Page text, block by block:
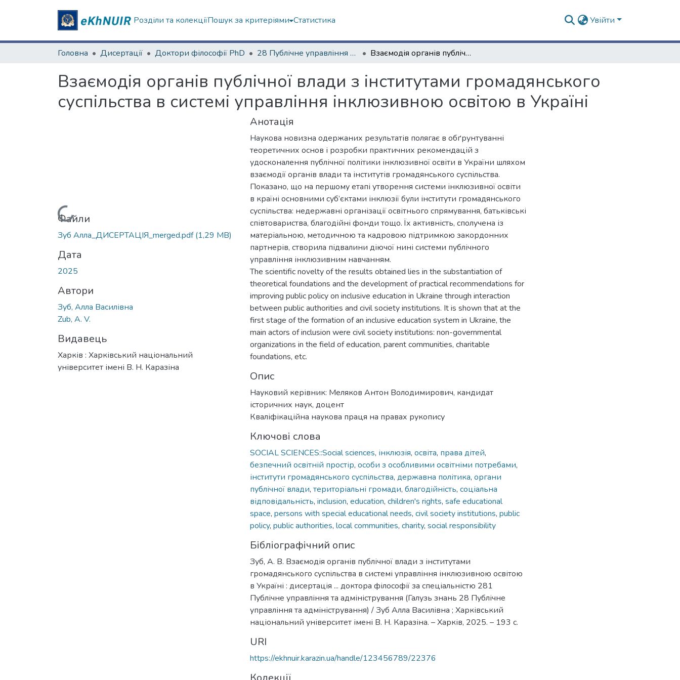
Розділи та колекціїПошук за критеріями Статистика Увійти
Головна Дисертації Доктори філософії PhD 28 Публічне управління та адміністрування Взаємодія органів публічної влади з інститутами громадянського суспільства в системі управління інклюзивною освітою в Україні
Взаємодія органів публічної влади з інститутами громадянського
суспільства в системі управління інклюзивною освітою в Україні
Вантажиться...
Файли
Зуб Алла_ДИСЕРТАЦІЯ_merged.pdf(1,29 MB)
Дата
2025
Автори
Зуб, Алла Василівна
Zub, A. V.
Видавець
Харків : Харківський національний
університет імені В. Н. Каразіна
Анотація
Наукова новизна одержаних результатів полягає в обґрунтуванні
теоретичних основ і розробки практичних рекомендацій з
удосконалення публічної політики інклюзивної освіти в України шляхом
взаємодії органів влади та інститутів громадянського суспільства.
Показано, що на першому етапі утворення системи інклюзивної освіти
в країні основними суб’єктами інклюзії були інститути громадянського
суспільства: недержавні організації освітнього спрямування, батьківські
співтовариства, благодійні фонди тощо. Їх активність, сполучена із
матеріальною, методичною та кадровою підтримкою закордонних
партнерів, створила підвалини діючої нині системи публічного
управління інклюзивним навчанням.
The scientific novelty of the results obtained lies in the substantiation of
theoretical foundations and the development of practical recommendations for
improving public policy on inclusive education in Ukraine through interaction
between public authorities and civil society institutions. It is shown that at the
first stage of the formation of an inclusive education system in Ukraine, the
main actors of inclusion were civil society institutions: non-governmental
organizations in the field of education, parent communities, charitable
foundations, etc.
Опис
Науковий керівник: Меляков Антон Володимирович, кандидат
історичних наук, доцент
Кваліфікаційна наукова праця на правах рукопису
Ключові слова
SOCIAL SCIENCES::Social sciences, інклюзія, освіта, права дітей,
безпечний освітній простір, особи з особливими освітніми потребами,
інститути громадянського суспільства, державна політика, органи
публічної влади, територіальні громади, благодійність, соціальна
відповідальність, inclusion, education, children's rights, safe educational
space, persons with special educational needs, civil society institutions, public
policy, public authorities, local communities, charity, social responsibility
Бібліографічний опис
Зуб, А. В. Взаємодія органів публічної влади з інститутами
громадянського суспільства в системі управління інклюзивною освітою
в Україні : дисертація ... доктора філософії за спеціальністю 281
Публічне управління та адміністрування (Галузь знань 28 Публічне
управління та адміністрування) / Зуб Алла Василівна ; Харківський
національний університет імені В. Н. Каразіна. – Харків, 2025. – 193 с.
URI
https://ekhnuir.karazin.ua/handle/123456789/22376